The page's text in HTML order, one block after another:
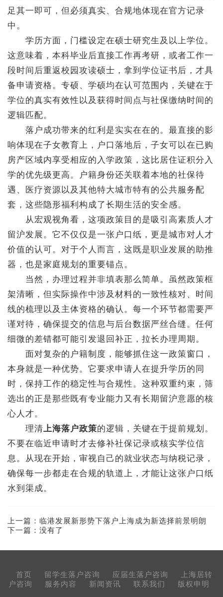
足其一即可，但必须真实、合规地体现在官方记录
中。
学历方面，门槛设定在硕士研究生及以上学位。
这意味着，本科毕业后直接工作再考研，或者工作一
段时间后重返校园攻读硕士，拿到学位证书后，才具
备申请资格。专硕、学硕均在认可范围内，关键在于
学位的真实有效性以及获得时间点与社保缴纳时间的
逻辑匹配。
落户成功带来的红利是实实在在的。最直接的影
响体现在子女教育上，户口落地后，子女可以在已购
房产区域内享受相应的入学政策，这比居住证积分入
学的优先级更高。户籍身份还关联着本地的社保待
遇、医疗资源以及其他特大城市特有的公共服务配
套，这些隐形福利构成了长期生活的安全感。
从宏观视角看，这项政策目的是吸引高素质人才
留沪发展。它不仅仅是一张户口纸，更是城市对人才
价值的认可。对于个人而言，这既是职业发展的助推
器，也是家庭规划的重要锚点。
当然，办理过程并非填表那么简单。虽然政策框
架清晰，但实际操作中涉及材料的一致性核对、时间
线的梳理以及主体资格的确认。每一个环节都需要严
谨对待，确保提交的信息与后台数据严丝合缝。任何
细微的差错都可能引发退回补正，拉长办理周期。
面对复杂的户籍制度，能够抓住这一政策窗口，
本身就是一种优势。它要求申请人在提升学历的同
时，保持工作的稳定性与合规性。这种双重约束，筛
选出的正是那些既有专业能力又有长期留沪意愿的核
心人才。
理清上海落户政策的逻辑，关键在于提前规划。
不要在临近申请时才去修补社保记录或核实学位信
息。从现在开始，审视自己的就业状态与纳税记录，
确保每一步都走在合规的轨道上，才能让这张户口纸
水到渠成。
上一篇： 临港发展新形势下落户上海成为新选择前景明朗
下一篇：没有了
首页 留学生落户咨询 应届生落户咨询
上海居转
户咨询
服务内容 新闻资讯 联系我们 版权申明